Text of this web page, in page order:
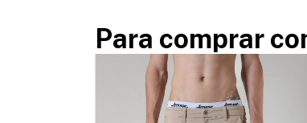
Para comprar